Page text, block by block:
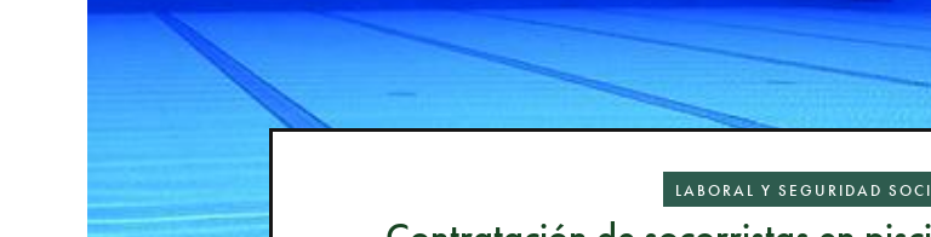
LABORAL Y SEGURIDAD